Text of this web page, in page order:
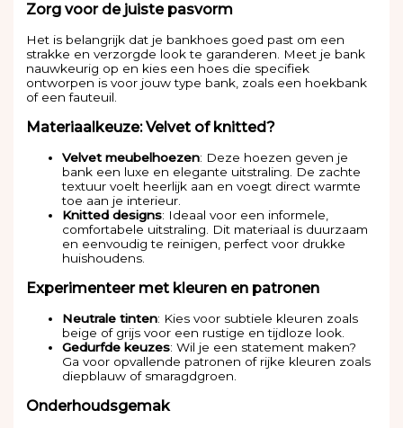
Zorg voor de juiste pasvorm
Het is belangrijk dat je bankhoes goed past om een
strakke en verzorgde look te garanderen. Meet je bank
nauwkeurig op en kies een hoes die specifiek
ontworpen is voor jouw type bank, zoals een hoekbank
of een fauteuil.
Materiaalkeuze: Velvet of knitted?
Velvet meubelhoezen: Deze hoezen geven je
bank een luxe en elegante uitstraling. De zachte
textuur voelt heerlijk aan en voegt direct warmte
toe aan je interieur.
Knitted designs: Ideaal voor een informele,
comfortabele uitstraling. Dit materiaal is duurzaam
en eenvoudig te reinigen, perfect voor drukke
huishoudens.
Experimenteer met kleuren en patronen
Neutrale tinten: Kies voor subtiele kleuren zoals
beige of grijs voor een rustige en tijdloze look.
Gedurfde keuzes: Wil je een statement maken?
Ga voor opvallende patronen of rijke kleuren zoals
diepblauw of smaragdgroen.
Onderhoudsgemak